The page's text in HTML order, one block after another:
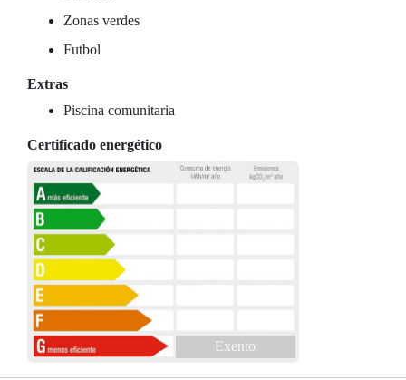
Zonas verdes
Futbol
Extras
Piscina comunitaria
Certificado energético
Exento